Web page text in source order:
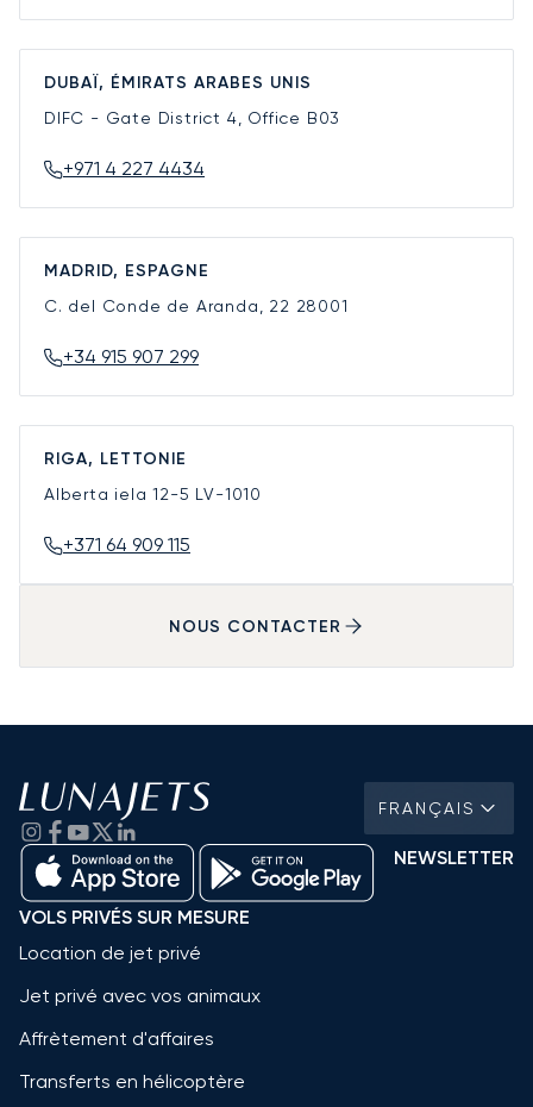
DUBAÏ, ÉMIRATS ARABES UNIS
DIFC - Gate District 4, Office B03
+971 4 227 4434
MADRID, ESPAGNE
C. del Conde de Aranda, 22 28001
+34 915 907 299
RIGA, LETTONIE
Alberta iela 12-5 LV-1010
+371 64 909 115
NOUS CONTACTER
FRANÇAIS
NEWSLETTER
VOLS PRIVÉS SUR MESURE
Location de jet privé
Jet privé avec vos animaux
Affrètement d'affaires
Transferts en hélicoptère